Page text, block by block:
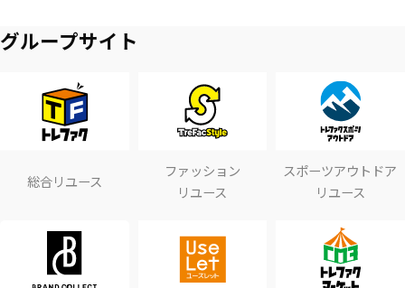
グループサイト
総合リユース
ファッション
リユース
スポーツアウトドア
リユース